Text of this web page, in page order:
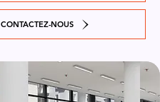
CONTACTEZ-NOUS